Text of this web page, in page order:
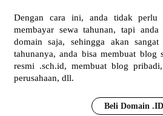
Dengan cara ini, anda tidak perlu
membayar sewa tahunan, tapi
domain saja, sehingga akan
tahunanya, anda bisa membuat blog
resmi .sch.id, membuat blog
perusahaan, dll.
Beli Domain .ID